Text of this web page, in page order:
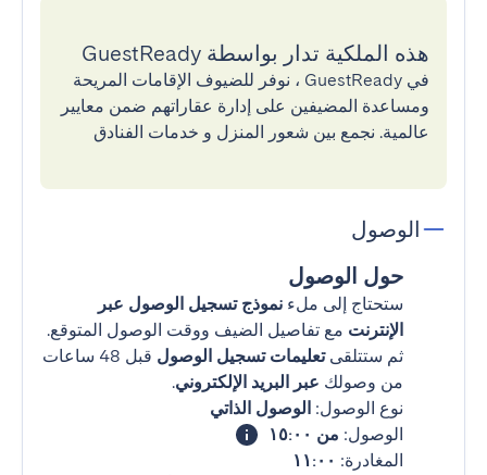
هذه الملكية تدار بواسطة GuestReady
في GuestReady ، نوفر للضيوف الإقامات المريحة
ومساعدة المضيفين على إدارة عقاراتهم ضمن معايير
عالمية. نجمع بين شعور المنزل و خدمات الفنادق
الوصول
حول الوصول
ستحتاج إلى ملء نموذج تسجيل الوصول عبر
الإنترنت مع تفاصيل الضيف ووقت الوصول المتوقع.
ثم ستتلقىتعليمات تسجيل الوصول
قبل 48 ساعات
من وصولك عبر البريد الإلكتروني.
نوع الوصول: الوصول الذاتي
الوصول: من ١٥:٠٠
المغادرة: ١١:٠٠